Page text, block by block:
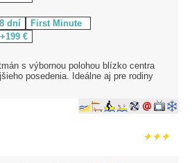
8 dní
First Minute
+199 €
s výbornou polohou blízko centra
posedenia. Ideálne aj pre rodiny